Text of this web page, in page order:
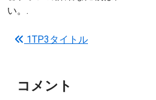
い。.
投稿ナビゲーション
1TP3タイトル
コメント